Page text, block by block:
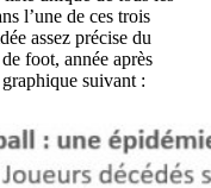
l’une de ces trois
assez précise du
foot, année après
suivant :